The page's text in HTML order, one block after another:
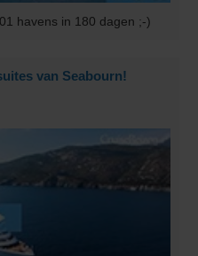
havens in 180 dagen ;-)
van Seabourn!